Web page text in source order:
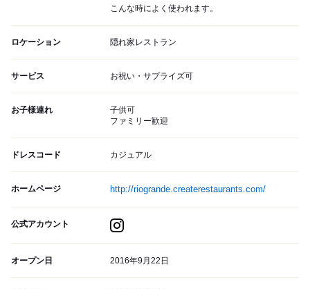
こんな時によく使われます。
ロケーション 隠れ家レストラン
サービス お祝い・サプライズ可
お子様連れ
子供可
ファミリー歓迎
ドレスコード カジュアル
ホームページ http://riogrande.createrestaurants.com/
公式アカウント
オープン日 2016年9月22日